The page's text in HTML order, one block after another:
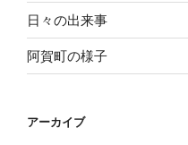
日々の出来事
阿賀町の様子
アーカイブ